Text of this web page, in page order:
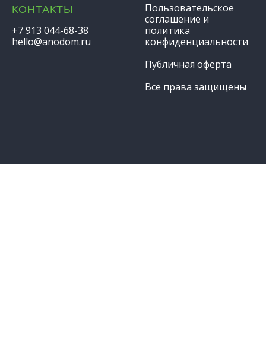
КОНТАКТЫ
+7 913 044-68-38
hello@anodom.ru
Пользовательское
соглашение и
политика
конфиденциальности
Публичная оферта
Все права защищены